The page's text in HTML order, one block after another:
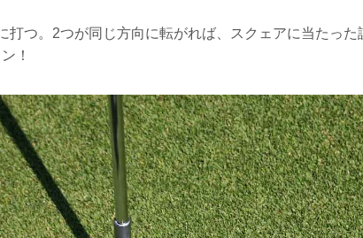
打つ。2つが同じ方向に転がれば、スクェアに当たっ
！